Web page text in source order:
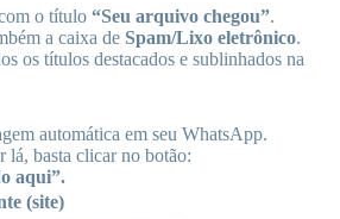
o título “Seu arquivo chegou”.
a caixa de Spam/Lixo eletrônico.
os títulos destacados e sublinhados na
automática em seu WhatsApp.
lá, basta clicar no botão:
aqui”.
(site)